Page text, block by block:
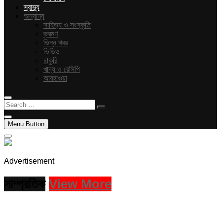
স্বাস্থ্য
অন্যান্য
সাহিত্য ও সংস্কৃতি
ভ্রমণ
ভিন্ন খবর
ভিডিও
চাকুরি
খাদ্য ও রেসিপি
আবহাওয়া
Search
…
Menu Button
Advertisement
View More